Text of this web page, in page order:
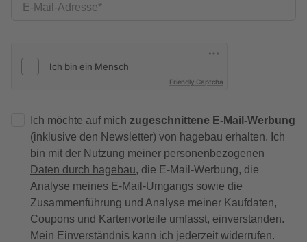
E-Mail-Adresse
Friendly Captcha
Ich möchte auf mich zugeschnittene E-Mail-Werbung
(inklusive den Newsletter) von hagebau erhalten. Ich
bin mit der Nutzung meiner personenbezogenen
Daten durch hagebau, die E-Mail-Werbung, die
Analyse meines E-Mail-Umgangs sowie die
Zusammenführung und Analyse meiner Kaufdaten,
Coupons und Kartenvorteile umfasst, einverstanden.
Mein Einverständnis kann ich jederzeit widerrufen.